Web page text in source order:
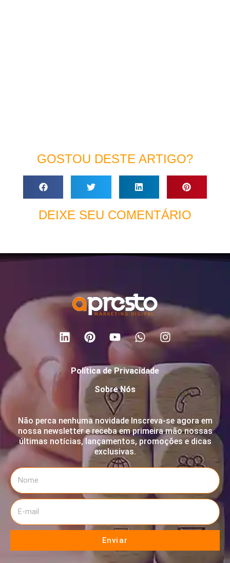
GOSTOU DESTE ARTIGO?
DEIXE SEU COMENTÁRIO
Política de Privacidade
Sobre Nós
Não perca nenhuma novidade Inscreva-se agora em
nossa newsletter e receba em primeira mão nossas
últimas notícias, lançamentos, promoções e dicas
exclusivas.
Enviar